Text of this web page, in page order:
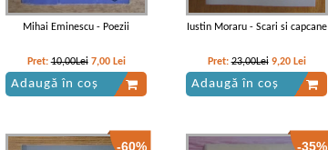
Mihai Eminescu - Poezii
Pret:10,00Lei 7,00 Lei
Adaugă în coș
Iustin Moraru - Scari si capcane
Pret:23,00Lei 9,20 Lei
Adaugă în coș
-60% -35%